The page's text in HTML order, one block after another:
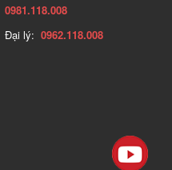
0981.118.008
Đại lý: 0962.118.008